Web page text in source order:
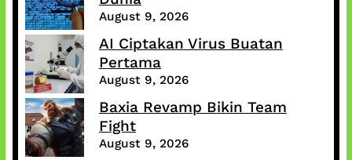
August 9, 2026
AI Ciptakan Virus Buatan
Pertama
August 9, 2026
Baxia Revamp Bikin Team
Fight
August 9, 2026